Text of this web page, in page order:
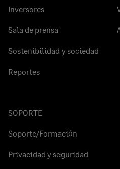
Inversores
Sala de prensa
Sostenibilidad y sociedad
Reportes
SOPORTE
Soporte/Formación
Privacidad y seguridad